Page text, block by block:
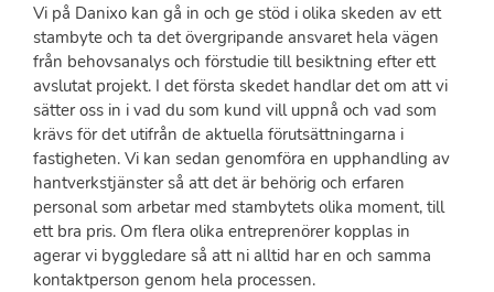
Vi på Danixo kan gå in och ge stöd i olika skeden av ett
stambyte och ta det övergripande ansvaret hela vägen
från behovsanalys och förstudie till besiktning efter ett
avslutat projekt. I det första skedet handlar det om att vi
sätter oss in i vad du som kund vill uppnå och vad som
krävs för det utifrån de aktuella förutsättningarna i
fastigheten. Vi kan sedan genomföra en upphandling av
hantverkstjänster så att det är behörig och erfaren
personal som arbetar med stambytets olika moment, till
ett bra pris. Om flera olika entreprenörer kopplas in
agerar vi byggledare så att ni alltid har en och samma
kontaktperson genom hela processen.